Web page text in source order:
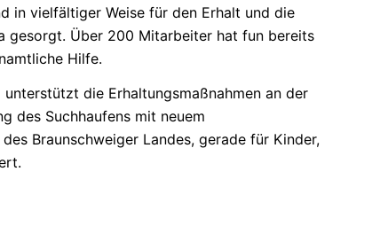
in vielfältiger Weise für den Erhalt und die
gesorgt. Über 200 Mitarbeiter hat fun bereits
Hilfe.
unterstützt die Erhaltungsmaßnahmen an der
des Suchhaufens mit neuem
Braunschweiger Landes, gerade für Kinder,